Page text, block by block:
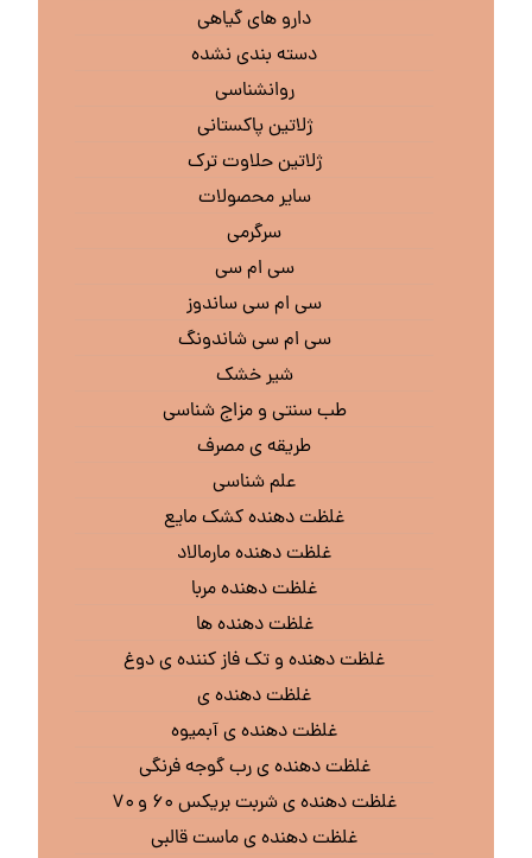
دارو های گیاهی
دسته بندی نشده
روانشناسی
ژلاتین پاکستانی
ژلاتین حلاوت ترک
سایر محصولات
سرگرمی
سی ام سی
سی ام سی ساندوز
سی ام سی شاندونگ
شیر خشک
طب سنتی و مزاج شناسی
طریقه ی مصرف
علم شناسی
غلظت دهنده کشک مایع
غلظت دهنده مارمالاد
غلظت دهنده مربا
غلظت دهنده ها
غلظت دهنده و تک فاز کننده ی دوغ
غلظت دهنده ی
غلظت دهنده ی آبمیوه
غلظت دهنده ی رب گوجه فرنگی
غلظت دهنده ی شربت بریکس ۶۰ و ۷۰
غلظت دهنده ی ماست قالبی